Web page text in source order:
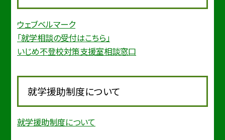
ウェブベルマーク
「就学相談の受付はこちら」
いじめ不登校対策支援室相談窓口
就学援助制度について
就学援助制度について